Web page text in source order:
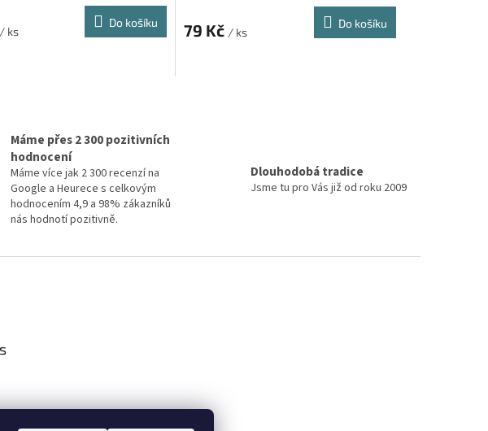
/ ks
Do košíku 79 Kč / ks
Do košíku
á
d
a
c
í
p
v
Máme přes 2 300 pozitivních
hodnocení
Máme více jak 2 300 recenzí na
Google a Heurece s celkovým
hodnocením 4,9 a 98% zákazníků
nás hodnotí pozitivně.
Dlouhodobá tradice
Jsme tu pro Vás již od roku 2009